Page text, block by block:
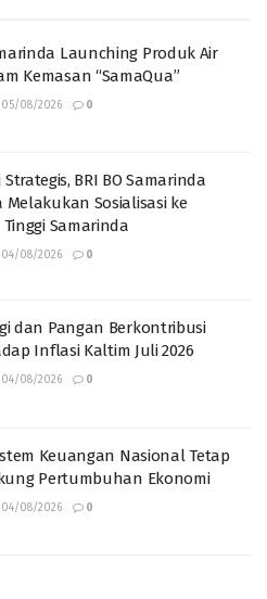
Launching Produk Air
Kemasan “SamaQua”
05/08/2026 0
Strategis, BRI BO Samarinda
Melakukan Sosialisasi ke
Samarinda
04/08/2026 0
dan Pangan Berkontribusi
Inflasi Kaltim Juli 2026
04/08/2026 0
Keuangan Nasional Tetap
Pertumbuhan Ekonomi
04/08/2026 0